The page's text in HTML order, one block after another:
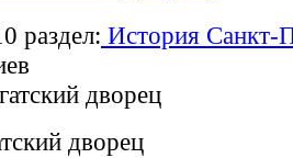
раздел: История Санкт-
дворец